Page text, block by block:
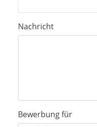
Nachricht
Bewerbung für